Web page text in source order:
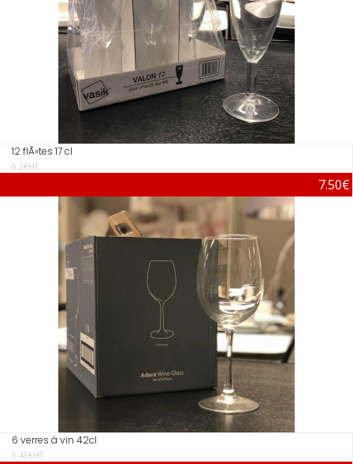
12 flÃ»tes 17 cl
6.2€HT
7.50€
6 verres à vin 42cl
5.45€HT